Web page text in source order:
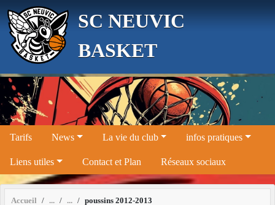
SC NEUVIC
BASKET
Tarifs News La vie du club infos pratiques
Liens utiles Contact et Plan Réseaux sociaux
Accueil poussins 2012-2013
Panneau de gestion des cookies